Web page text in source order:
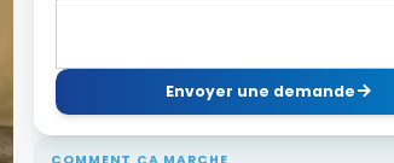
Envoyer une demande